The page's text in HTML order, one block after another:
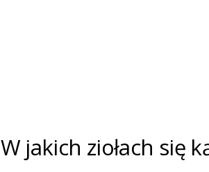
W jakich ziołach się